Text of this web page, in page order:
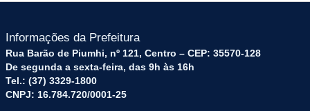
Informações da Prefeitura
Rua Barão de Piumhi, nº 121, Centro – CEP: 35570-128
De segunda a sexta-feira, das 9h às 16h
Tel.: (37) 3329-1800
CNPJ: 16.784.720/0001-25